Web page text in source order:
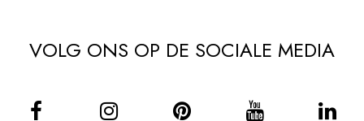
VOLG ONS OP DE SOCIALE MEDIA